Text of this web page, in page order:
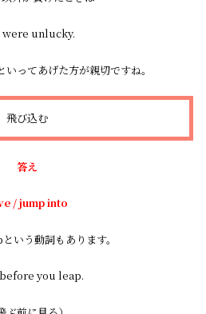
were unlucky.
いってあげた方が親切ですね。
飛び込む
答え
/ jump into
いう動詞もあります。
you leap.